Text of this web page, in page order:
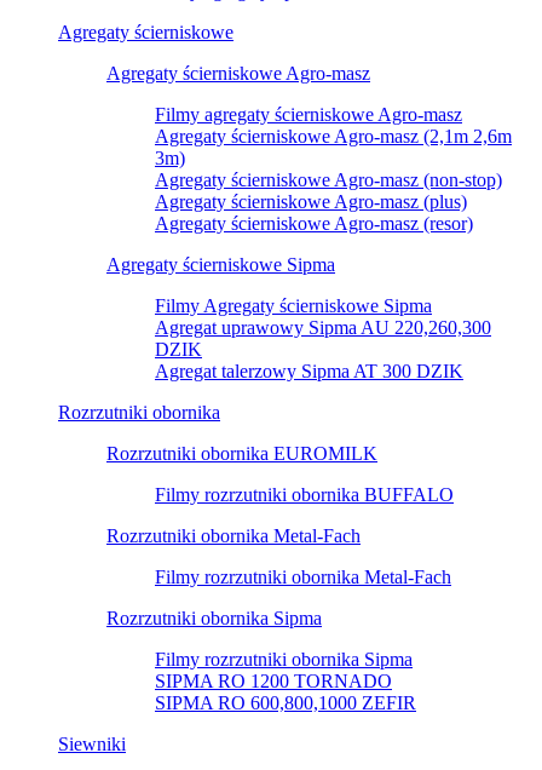
Agregaty ścierniskowe
Agregaty ścierniskowe Agro-masz
Filmy agregaty ścierniskowe Agro-masz
Agregaty ścierniskowe Agro-masz (2,1m 2,6m
3m)
Agregaty ścierniskowe Agro-masz (non-stop)
Agregaty ścierniskowe Agro-masz (plus)
Agregaty ścierniskowe Agro-masz (resor)
Agregaty ścierniskowe Sipma
Filmy Agregaty ścierniskowe Sipma
Agregat uprawowy Sipma AU 220,260,300
DZIK
Agregat talerzowy Sipma AT 300 DZIK
Rozrzutniki obornika
Rozrzutniki obornika EUROMILK
Filmy rozrzutniki obornika BUFFALO
Rozrzutniki obornika Metal-Fach
Filmy rozrzutniki obornika Metal-Fach
Rozrzutniki obornika Sipma
Filmy rozrzutniki obornika Sipma
SIPMA RO 1200 TORNADO
SIPMA RO 600,800,1000 ZEFIR
Siewniki